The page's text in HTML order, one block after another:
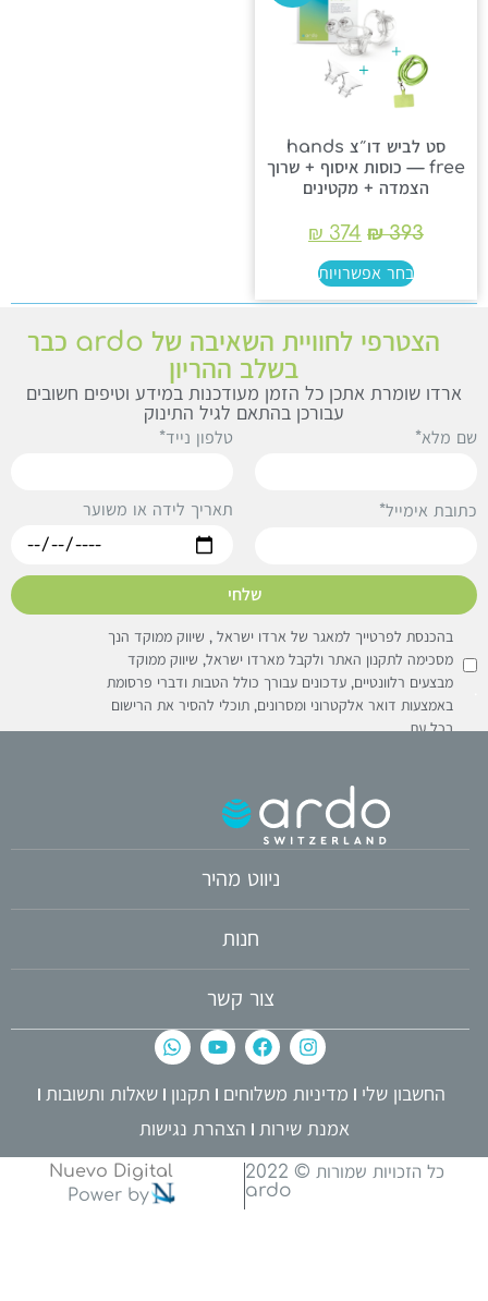
סט לביש דו״צ hands
free — כוסות איסוף + שרוך
הצמדה + מקטינים
₪393
₪374
בחר אפשרויות
הצטרפי לחוויית השאיבה של ardo כבר
בשלב ההריון
ארדו שומרת אתכן כל הזמן מעודכנות במידע וטיפים חשובים
עבורכן בהתאם לגיל התינוק
בהכנסת לפרטייך למאגר של ארדו ישראל , שיווק ממוקד הנך
מסכימה לתקנון האתר ולקבל מארדו ישראל, שיווק ממוקד
מבצעים רלוונטיים, עדכונים עבורך כולל הטבות ודברי פרסומת
באמצעות דואר אלקטרוני ומסרונים, תוכלי להסיר את הרישום
בכל עת
שם מלא* טלפון נייד*
כתובת אימייל* תאריך לידה או משוער
שלחי
ניווט מהיר
חנות
צור קשר
החשבון שלי מדיניות משלוחים תקנון
שאלות ותשובות
אמנת שירות
הצהרת נגישות
כל הזכויות שמורות © 2022
ardo
Power by
Nuevo Digital